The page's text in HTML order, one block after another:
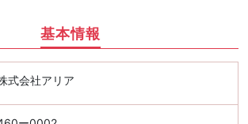
基本情報
式会社アリア